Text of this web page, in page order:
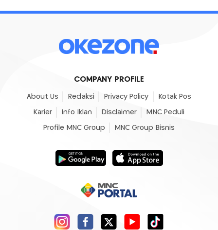
COMPANY PROFILE
About Us Redaksi Privacy Policy Kotak Pos
Karier Info Iklan Disclaimer MNC Peduli
Profile MNC Group MNC Group Bisnis